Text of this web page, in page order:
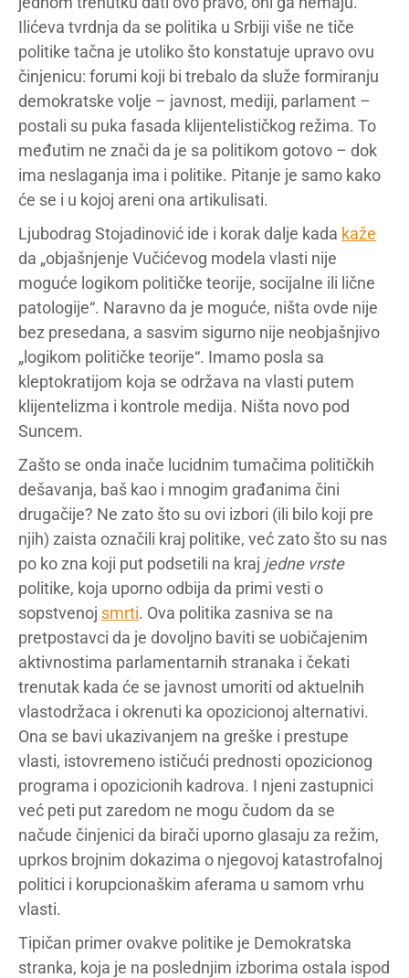
Ilićeva tvrdnja da se politika u Srbiji više ne tiče
politike tačna je utoliko što konstatuje upravo ovu
činjenicu: forumi koji bi trebalo da služe formiranju
demokratske volje – javnost, mediji, parlament –
postali su puka fasada klijentelističkog režima. To
međutim ne znači da je sa politikom gotovo – dok
ima neslaganja ima i politike. Pitanje je samo kako
će se i u kojoj areni ona artikulisati.
Ljubodrag Stojadinović ide i korak dalje kada kaže
da „objašnjenje Vučićevog modela vlasti nije
moguće logikom političke teorije, socijalne ili lične
patologije“. Naravno da je moguće, ništa ovde nije
bez presedana, a sasvim sigurno nije neobjašnjivo
„logikom političke teorije“. Imamo posla sa
kleptokratijom koja se održava na vlasti putem
klijentelizma i kontrole medija. Ništa novo pod
Suncem.
Zašto se onda inače lucidnim tumačima političkih
dešavanja, baš kao i mnogim građanima čini
drugačije? Ne zato što su ovi izbori (ili bilo koji pre
njih) zaista označili kraj politike, već zato što su nas
po ko zna koji put podsetili na kraj jedne vrste
politike, koja uporno odbija da primi vesti o
sopstvenoj smrti. Ova politika zasniva se na
pretpostavci da je dovoljno baviti se uobičajenim
aktivnostima parlamentarnih stranaka i čekati
trenutak kada će se javnost umoriti od aktuelnih
vlastodržaca i okrenuti ka opozicionoj alternativi.
Ona se bavi ukazivanjem na greške i prestupe
vlasti, istovremeno ističući prednosti opozicionog
programa i opozicionih kadrova. I njeni zastupnici
već peti put zaredom ne mogu čudom da se
načude činjenici da birači uporno glasaju za režim,
uprkos brojnim dokazima o njegovoj katastrofalnoj
politici i korupcionaškim aferama u samom vrhu
vlasti.
Tipičan primer ovakve politike je Demokratska
stranka, koja je na poslednjim izborima ostala ispod